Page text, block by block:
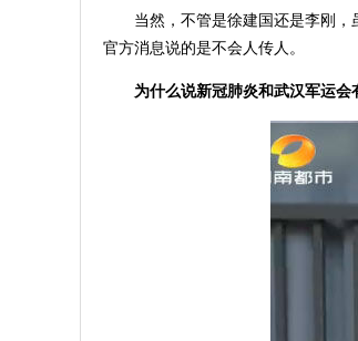
当然，不管是徐建国还是李刚，
官方消息说的是不会人传人。
为什么说新冠肺炎和武汉军运会